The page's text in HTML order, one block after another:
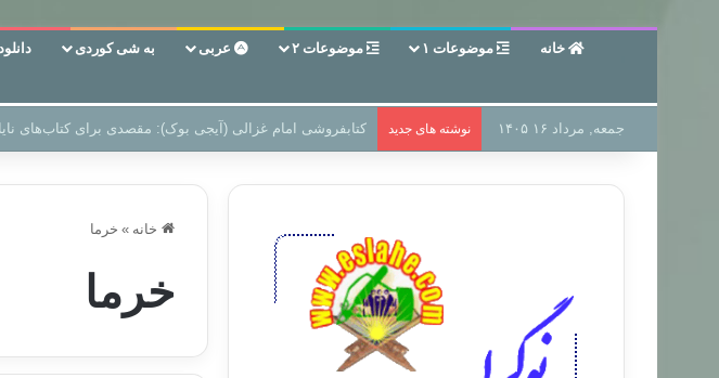
خانه موضوعات ۱ موضوعات ۲ عربی به شی کوردی
جمعه, مرداد ۱۶ ۱۴۰۵ نوشته های جدید سر دفتر فساد در زمین‌، دوری وکناره‌گیری از راه خداست‌!
خانه » خرما
خرما